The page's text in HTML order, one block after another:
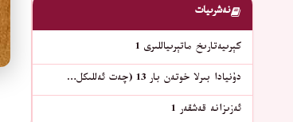
نەشرىيات
كېرىيەتارىخ ماتېرىياللىرى 1
دۇنيادا بىرلا خوتەن بار 13 (چەت ئەللىكل…
ئەزىزانە قەشقەر 1